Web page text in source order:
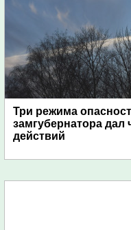
Три режима
замгубернатора дал
действий